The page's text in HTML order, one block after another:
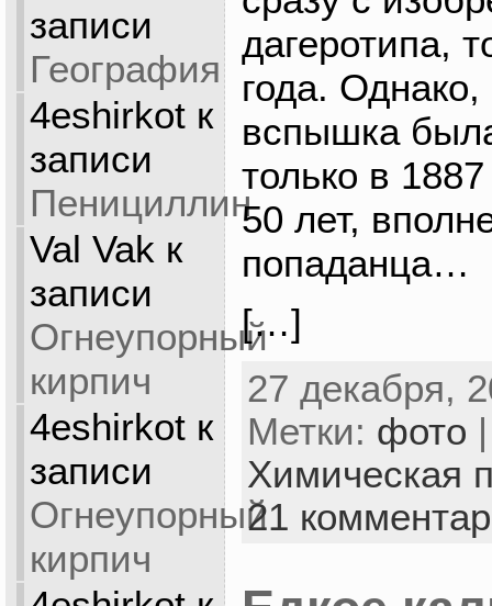
записи
География
4eshirkotк
записи
Пенициллин
Val Vak к
записи
Огнеупорный
кирпич
4eshirkotк
записи
Огнеупорный
кирпич
дагеротипа,
года.
вспышка
только в
50 лет,
попаданца…
[…]
27 декабря,
Метки: фото
Химическая
21